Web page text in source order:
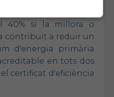
40% si la millora o
contribuït a reduir un
d'energia primària
en tots dos
certificat d'eficiència